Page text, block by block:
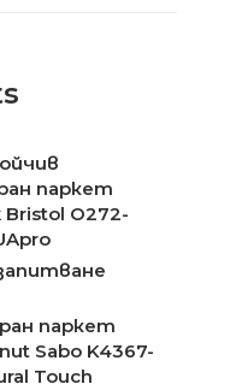
паркет
Bristol O272-
паркет
Sabo K4367-
Touch